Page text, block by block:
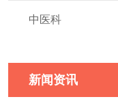
中医科
新闻资讯